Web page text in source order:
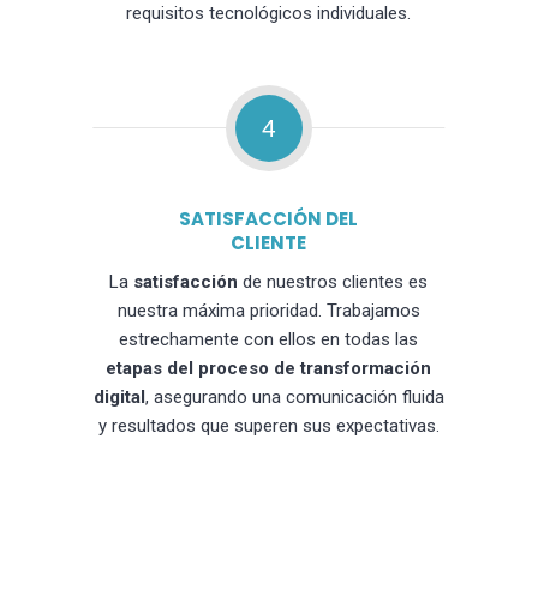
requisitos tecnológicos individuales.
4
SATISFACCIÓN DEL
CLIENTE
La satisfacción de nuestros clientes es
nuestra máxima prioridad. Trabajamos
estrechamente con ellos en todas las
etapas del proceso de transformación
digital, asegurando una comunicación fluida
y resultados que superen sus expectativas.